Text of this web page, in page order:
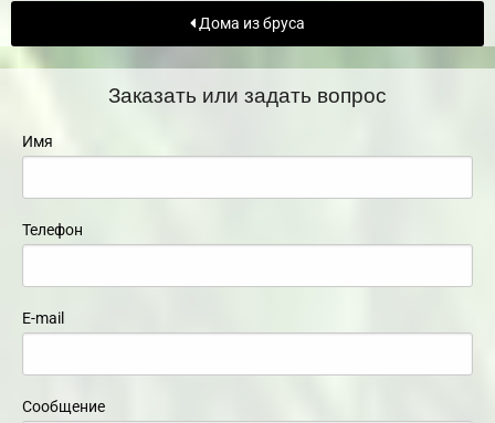
Дома из бруса
Заказать или задать вопрос
Имя
Телефон
E-mail
Сообщение